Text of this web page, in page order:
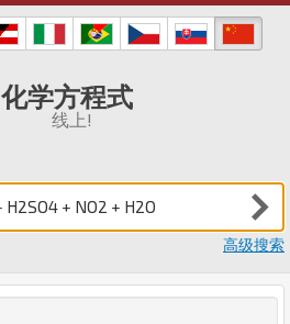
化学方程式
线上!
高级搜索